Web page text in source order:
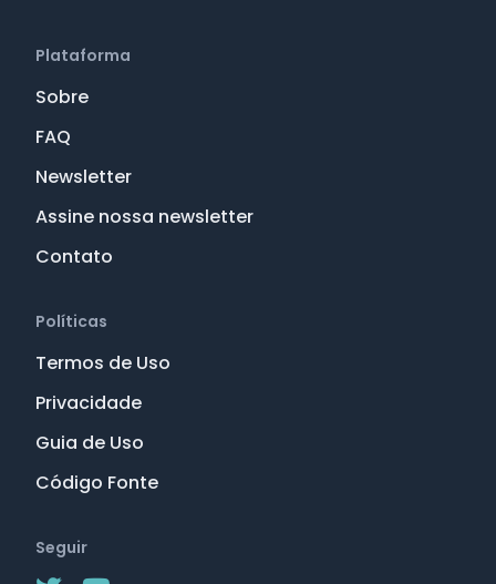
Plataforma
Sobre
FAQ
Newsletter
Assine nossa newsletter
Contato
Políticas
Termos de Uso
Privacidade
Guia de Uso
Código Fonte
Seguir